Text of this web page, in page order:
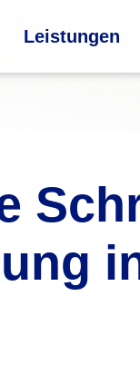
Leistungen